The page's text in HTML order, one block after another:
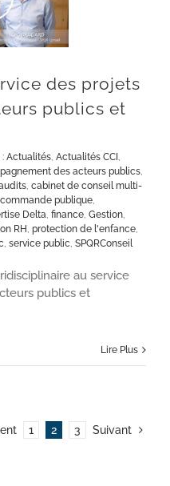
des projets
publics et
Actualités, Actualités CCI
des acteurs publics,
, cabinet de conseil multi-
commande publique,
Delta finance, Gestion,
RH protection de l'enfance,
service public SPQRConseil
au service
publics et
Lire Plus
1 2 3 Suivant